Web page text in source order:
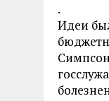
.
Идеи